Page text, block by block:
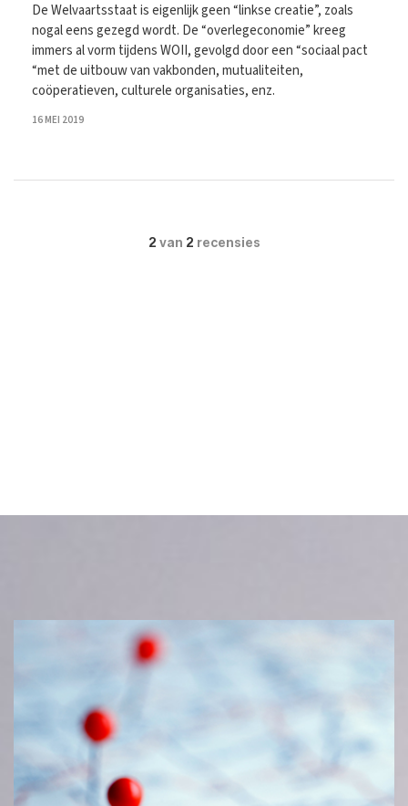
De Welvaartsstaat is eigenlijk geen “linkse creatie”, zoals
nogal eens gezegd wordt. De “overlegeconomie” kreeg
immers al vorm tijdens WOII, gevolgd door een “sociaal pact
“met de uitbouw van vakbonden, mutualiteiten,
coöperatieven, culturele organisaties, enz.
16 MEI 2019
2 van 2 recensies